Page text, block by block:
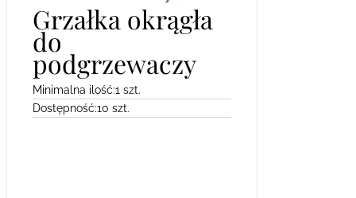
Grzałka okrągła
do
podgrzewaczy
Minimalna ilość:1 szt.
Dostępność:10 szt.